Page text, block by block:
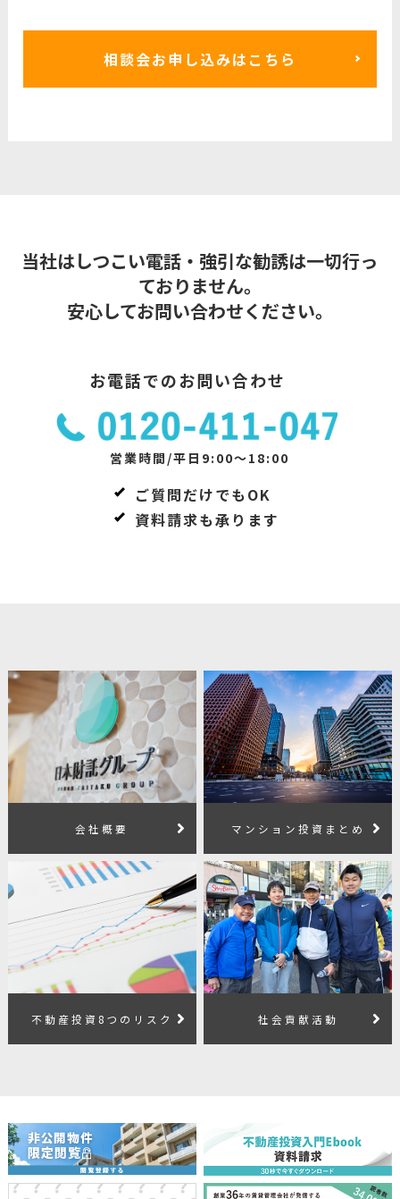
相談会お申し込みはこちら
当社はしつこい電話・強引な勧誘は一切行っ
ておりません。
安心してお問い合わせください。
お電話でのお問い合わせ
営業時間/平日9:00～18:00
ご質問だけでもOK
資料請求も承ります
会社概要 マンション投資まとめ
不動産投資8つのリスク 社会貢献活動